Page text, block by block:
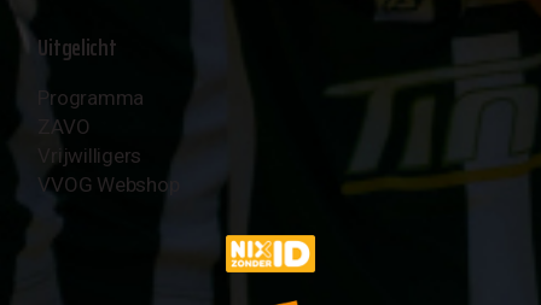
Uitgelicht
Programma
ZAVO
Vrijwilligers
VVOG Webshop